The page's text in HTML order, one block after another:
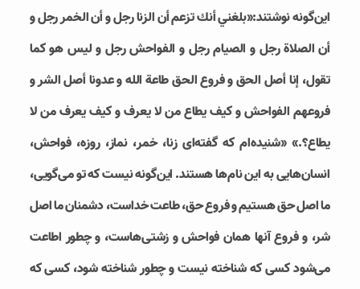
این‌گونه نوشتند:«بلغني أنك تزعم أن الزنا رجل و أن الخمر رجل و
أن الصلاة رجل و الصيام رجل و الفواحش رجل و ليس هو كما
تقول، إنا أصل الحق و فروع الحق طاعة الله و عدونا أصل الشر و
فروعهم الفواحش و كيف يطاع من لا يعرف و كيف يعرف من لا
يطاع؟.» «شنيده‌ام كه گفته‌اى زنا، خمر، نماز، روزه، فواحش،
انسان‌هایی به اين نام‌ها هستند. اين‌گونه نيست كه تو مى‌گويى،
ما اصل حق هستیم و فروع حق، طاعت خداست، دشمنان ما اصل
شر، و فروع آنها همان فواحش و زشتی‌هاست، و چطور اطاعت
می‌شود کسی که شناخته نیست و چطور شناخته شود، کسی که